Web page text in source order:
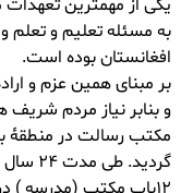
یکی از مهمترین
به مسئله تعلیم و تعلم
افغانستان بوده است.
و بنابر نیاز مردم
مکتب رسالت در منطقۀ